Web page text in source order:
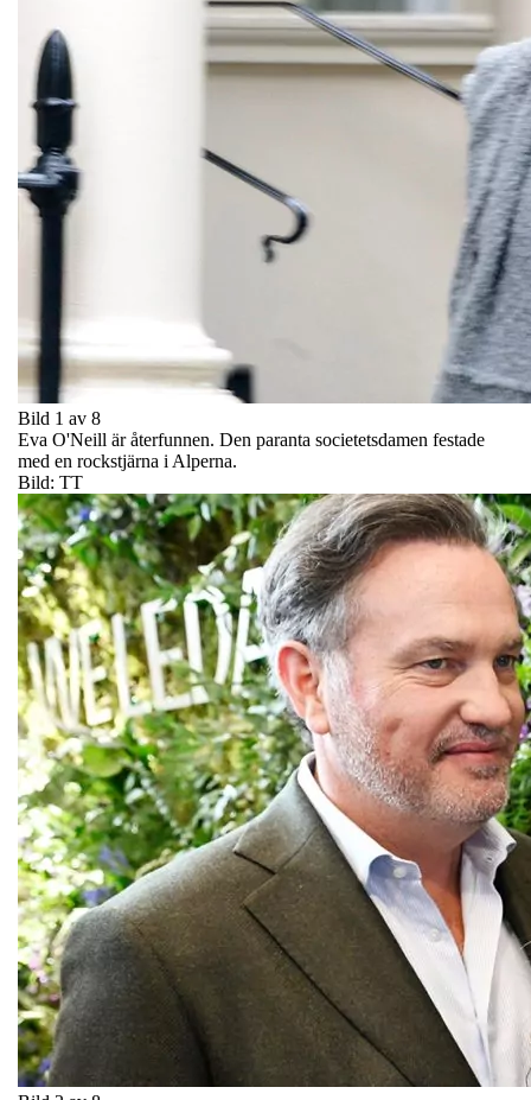
Bild 1 av 8
Eva O'Neill är återfunnen. Den paranta societetsdamen festade
med en rockstjärna i Alperna.
Bild: TT